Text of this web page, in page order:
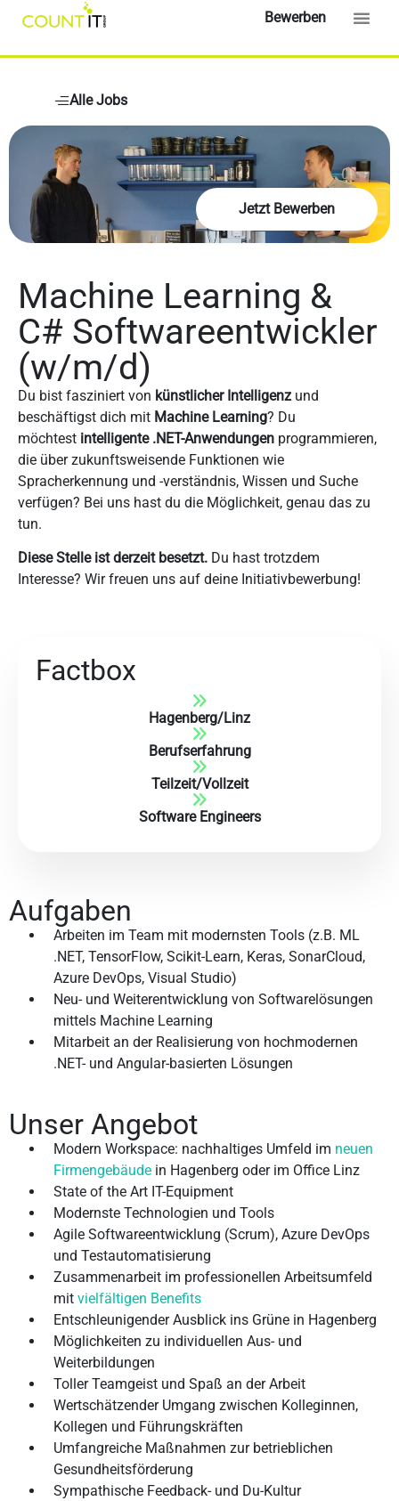
Bewerben
Jetzt Bewerben
Alle Jobs
Machine Learning &
C# Softwareentwickler
(w/m/d)
Du bist fasziniert von künstlicher Intelligenz und
beschäftigst dich mit Machine Learning? Du
möchtest intelligente .NET-Anwendungen programmieren,
die über zukunftsweisende Funktionen wie
Spracherkennung und -verständnis, Wissen und Suche
verfügen? Bei uns hast du die Möglichkeit, genau das zu
tun.
Diese Stelle ist derzeit besetzt. Du hast trotzdem
Interesse? Wir freuen uns auf deine Initiativbewerbung!
Factbox
Hagenberg/Linz
Berufserfahrung
Teilzeit/Vollzeit
Software Engineers
Aufgaben
Arbeiten im Team mit modernsten Tools (z.B. ML
.NET, TensorFlow, Scikit-Learn, Keras, SonarCloud,
Azure DevOps, Visual Studio)
Neu- und Weiterentwicklung von Softwarelösungen
mittels Machine Learning
Mitarbeit an der Realisierung von hochmodernen
.NET- und Angular-basierten Lösungen
Unser Angebot
Modern Workspace: nachhaltiges Umfeld im neuen
Firmengebäude in Hagenberg oder im Office Linz
State of the Art IT-Equipment
Modernste Technologien und Tools
Agile Softwareentwicklung (Scrum), Azure DevOps
und Testautomatisierung
Zusammenarbeit im professionellen Arbeitsumfeld
mit vielfältigen Benefits
Entschleunigender Ausblick ins Grüne in Hagenberg
Möglichkeiten zu individuellen Aus- und
Weiterbildungen
Toller Teamgeist und Spaß an der Arbeit
Wertschätzender Umgang zwischen Kolleginnen,
Kollegen und Führungskräften
Umfangreiche Maßnahmen zur betrieblichen
Gesundheitsförderung
Sympathische Feedback- und Du-Kultur